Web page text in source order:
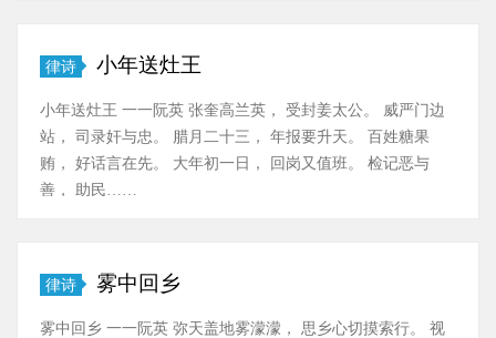
律诗 小年送灶王
小年送灶王 一一阮英 张奎高兰英， 受封姜太公。 威严门边
站， 司录奸与忠。 腊月二十三， 年报要升天。 百姓糖果
贿， 好话言在先。 大年初一日， 回岗又值班。 检记恶与
善， 助民……
律诗 雾中回乡
雾中回乡 一一阮英 弥天盖地雾濛濛， 思乡心切摸索行。 视